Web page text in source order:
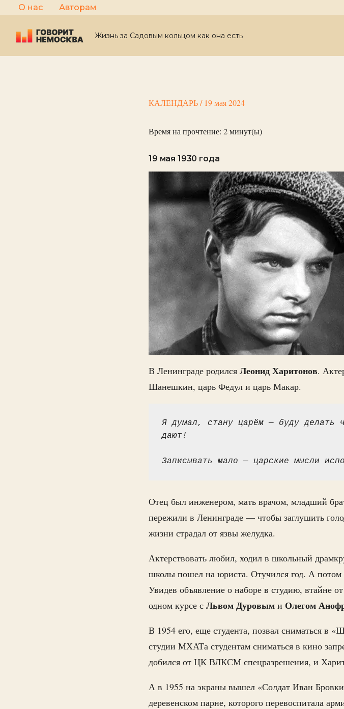
Перейти
к
содержимому
О нас Авторам
Жизнь за Садовым кольцом как она есть
КАЛЕНДАРЬ/ 19 мая 2024
Время на прочтение: 2минут(ы)
19 мая 1930 года
В Ленинграде родился Леонид Харитонов.
Шанешкин, царь Федул и царь Макар.
Я думал, стану царём — буду делать
дают!
Записывать мало — царские мысли
Отец был инженером, мать врачом, младший
пережили в Ленинграде — чтобы заглушить
жизни страдал от язвы желудка.
Актерствовать любил, ходил в школьный
школы пошел на юриста. Отучился год. А
Увидев объявление о наборе в студию, втайне
одном курсе с Львом Дуровым и Олегом
В 1954 его, еще студента, позвал сниматься в
студии МХАТа студентам сниматься в кино
добился от ЦК ВЛКСМ спецразрешения, и
А в 1955 на экраны вышел «Солдат Иван
деревенском парне, которого перевоспитала